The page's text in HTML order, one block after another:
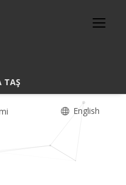
TAŞ
English